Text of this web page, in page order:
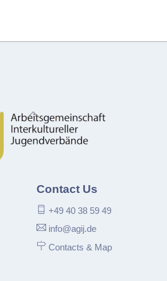
Back
To
Top
Contact Us
+49 40 38 59 49
info@agij.de
Contacts & Map